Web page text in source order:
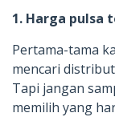
1. Harga pulsa
Pertama-tama
mencari
Tapi jangan
memilih yang